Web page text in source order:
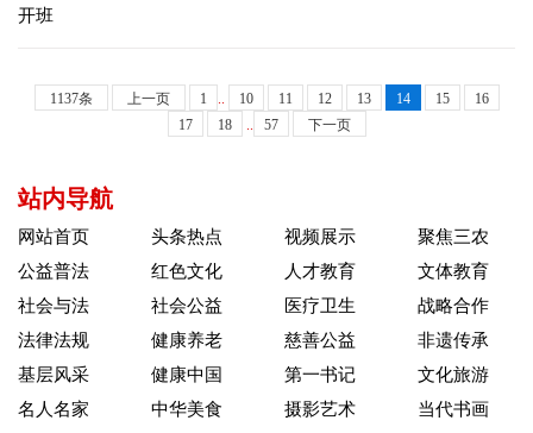
开班
1137条 上一页 1 .. 10 11 12 13 14 15
16
17
18 .. 57 下一页
站内导航
网站首页 头条热点 视频展示
聚焦三农
公益普法
红色文化 人才教育
文体教育
社会与法
社会公益 医疗卫生
战略合作
法律法规
健康养老 慈善公益
非遗传承
基层风采
健康中国 第一书记
文化旅游
名人名家
中华美食 摄影艺术
当代书画